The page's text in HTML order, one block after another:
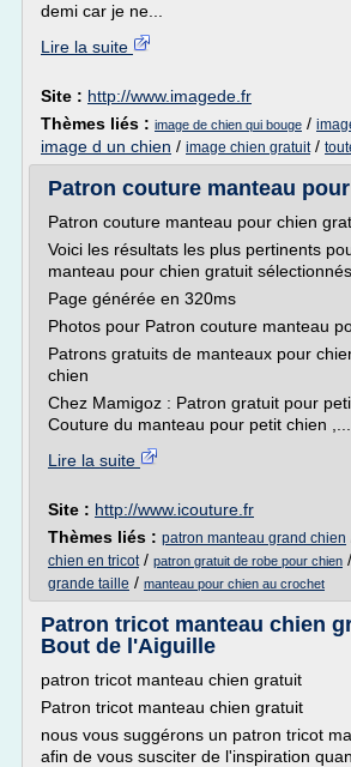
demi car je ne...
Lire la suite
Site : http://www.imagede.fr
Thèmes liés : image de chien qui bouge /
image d un chien / image chien gratuit/
Patron couture manteau
Patron couture manteau pour chien
Voici les résultats les plus pertinents
manteau pour chien gratuit
Page générée en 320ms
Photos pour Patron couture manteau
Patrons gratuits de manteaux pour
chien
Chez Mamigoz : Patron gratuit pour
Couture du manteau pour petit chien ,...
Lire la suite
Site : http://www.icouture.fr
Thèmes liés : patron manteau grand chien
chien en tricot/ patron gratuit de robe pour chien /
grande taille / manteau pour chien au crochet
Patron tricot manteau chien
Bout de l'Aiguille
patron tricot manteau chien gratuit
Patron tricot manteau chien gratuit
nous vous suggérons un patron tricot
afin de vous susciter de l'inspiration